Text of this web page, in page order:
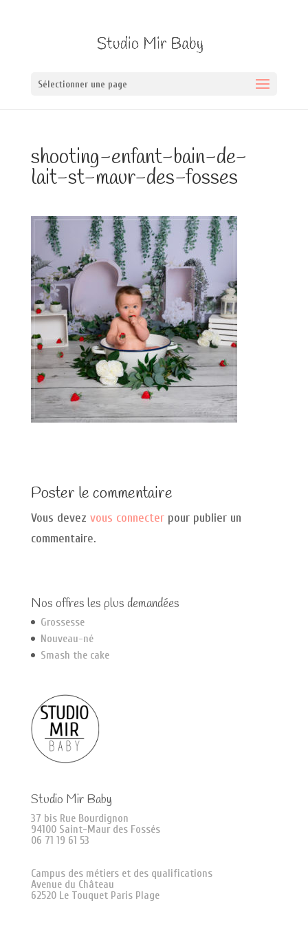
Sélectionner une page
shooting-enfant-bain-de-
lait-st-maur-des-fosses
Poster le commentaire
Vous devez vous connecterpour publier un
commentaire.
Nos offres les plus demandées
Grossesse
Nouveau-né
Smash the cake
Studio Mir Baby
37 bis Rue Bourdignon
94100 Saint-Maur des Fossés
06 71 19 61 53
Campus des métiers et des qualifications
Avenue du Château
62520 Le Touquet Paris Plage